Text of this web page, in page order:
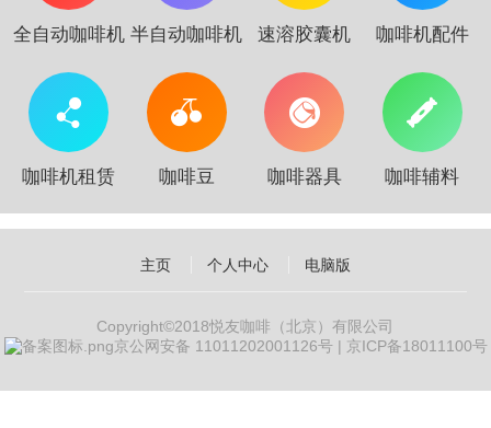
全自动咖啡机 半自动咖啡机 速溶胶囊机 咖啡机配件
咖啡机租赁 咖啡豆 咖啡器具 咖啡辅料
主页 个人中心 电脑版
‍ Copyright©2018悦友咖啡（北京）有限公司
京公网安备 11011202001126号| 京ICP备18011100号